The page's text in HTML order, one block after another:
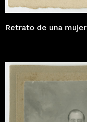
Retrato de una mujer